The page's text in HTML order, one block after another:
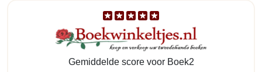
Gemiddelde score voor Boek2